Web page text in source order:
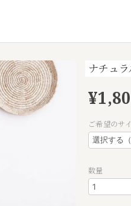
ナチュ
ご希望のサ
数量